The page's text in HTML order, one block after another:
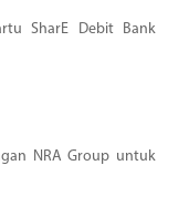
SharE Debit Bank
NRA Group untuk